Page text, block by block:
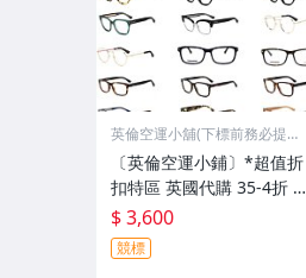
英倫空運小舖(下標前務必提
〔英倫空運小鋪〕*超值折
扣特區 英國代購 35-4折 D
squared2 鏡框 鏡架 中性
款 數款
$ 3,600
競標